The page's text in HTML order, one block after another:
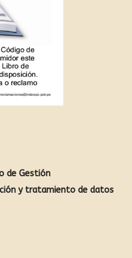
de Gestión
y tratamiento de datos